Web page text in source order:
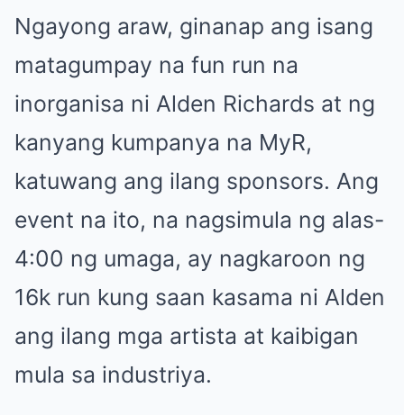
Ngayong araw, ginanap ang isang
matagumpay na fun run na
inorganisa ni Alden Richards at ng
kanyang kumpanya na MyR,
katuwang ang ilang sponsors. Ang
event na ito, na nagsimula ng alas-
4:00 ng umaga, ay nagkaroon ng
16k run kung saan kasama ni Alden
ang ilang mga artista at kaibigan
mula sa industriya.